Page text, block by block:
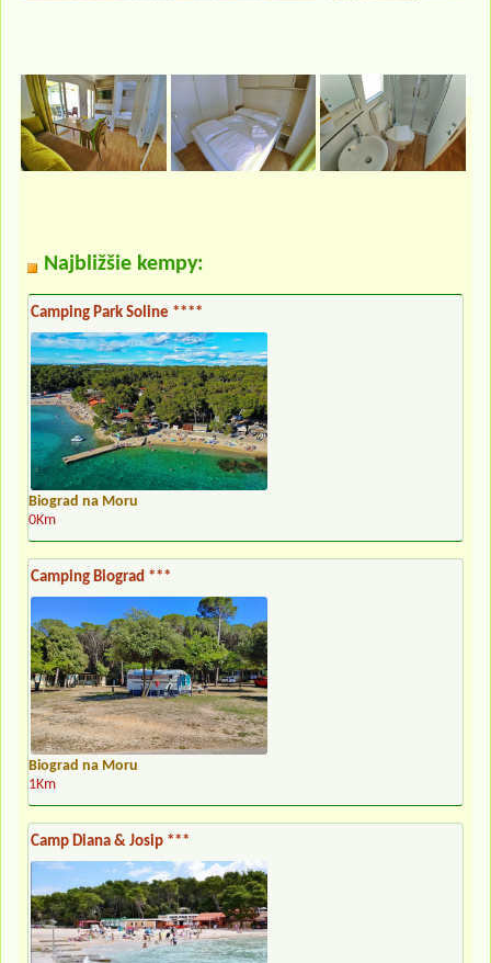
Najbližšie kempy:
Camping Park Soline ****
Biograd na Moru
0Km
Camping Biograd ***
Biograd na Moru
1Km
Camp Diana & Josip ***